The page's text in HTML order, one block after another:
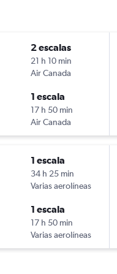
2 escalas
21 h 10 min
Air Canada
1 escala
17 h 50 min
Air Canada
1 escala
34 h 25 min
Varias aerolíneas
1 escala
17 h 50 min
Varias aerolíneas